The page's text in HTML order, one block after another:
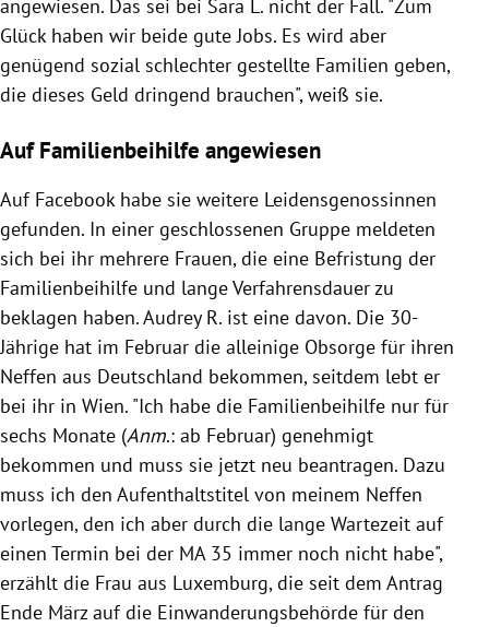
angewiesen. Das sei bei Sara L. nicht der Fall. "Zum
Glück haben wir beide gute Jobs. Es wird aber
genügend sozial schlechter gestellte Familien geben,
die dieses Geld dringend brauchen", weiß sie.
Auf Familienbeihilfe angewiesen
Auf Facebook habe sie weitere Leidensgenossinnen
gefunden. In einer geschlossenen Gruppe meldeten
sich bei ihr mehrere Frauen, die eine Befristung der
Familienbeihilfe und lange Verfahrensdauer zu
beklagen haben. Audrey R. ist eine davon. Die 30-
Jährige hat im Februar die alleinige Obsorge für ihren
Neffen aus Deutschland bekommen, seitdem lebt er
bei ihr in Wien. "Ich habe die Familienbeihilfe nur für
sechs Monate (Anm.: ab Februar) genehmigt
bekommen und muss sie jetzt neu beantragen. Dazu
muss ich den Aufenthaltstitel von meinem Neffen
vorlegen, den ich aber durch die lange Wartezeit auf
einen Termin bei der MA 35 immer noch nicht habe",
erzählt die Frau aus Luxemburg, die seit dem Antrag
Ende März auf die Einwanderungsbehörde für den